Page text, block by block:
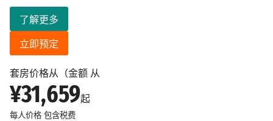
套房价格从（金额 从
¥31,659起
每人价格 包含税费
了解更多
立即预定